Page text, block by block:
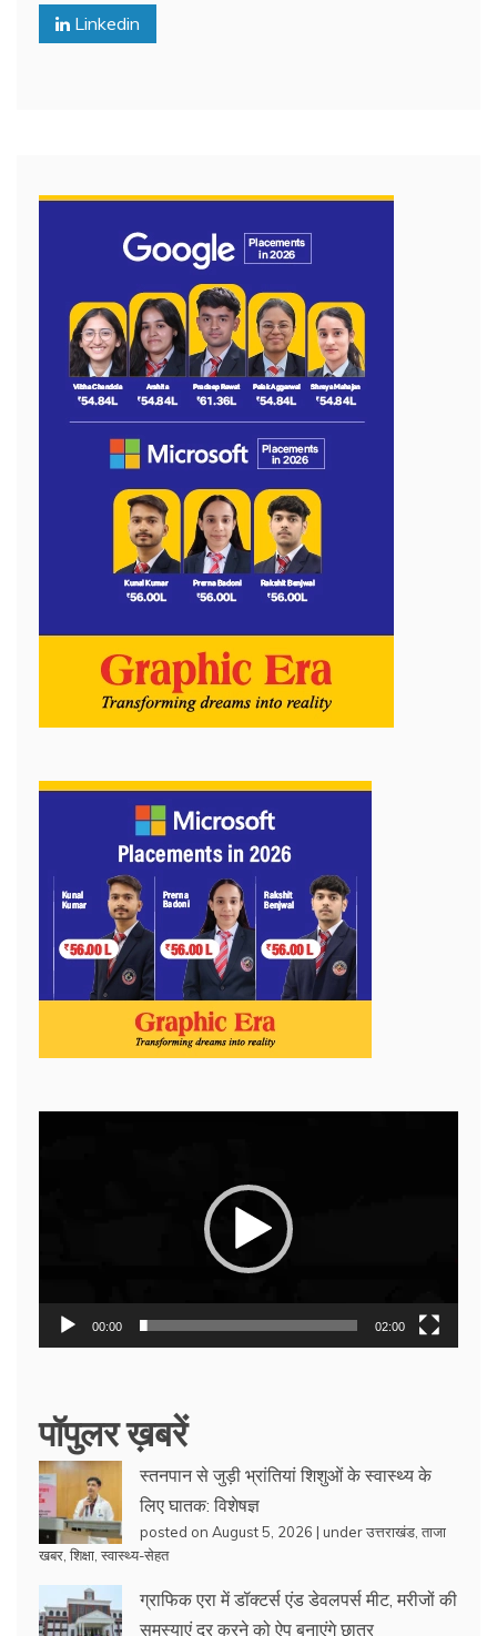
Linkedin
00:00 02:00
पॉपुलर ख़बरें
स्तनपान से जुड़ी भ्रांतियां शिशुओं के स्वास्थ्य के
लिए घातक: विशेषज्ञ
posted on August 5, 2026 | underउत्तराखंड ताजा
खबर शिक्षा स्वास्थ्य-सेहत
ग्राफिक एरा में डॉक्टर्स एंड डेवलपर्स मीट, मरीजों की
समस्याएं दूर करने को ऐप बनाएंगे छात्र